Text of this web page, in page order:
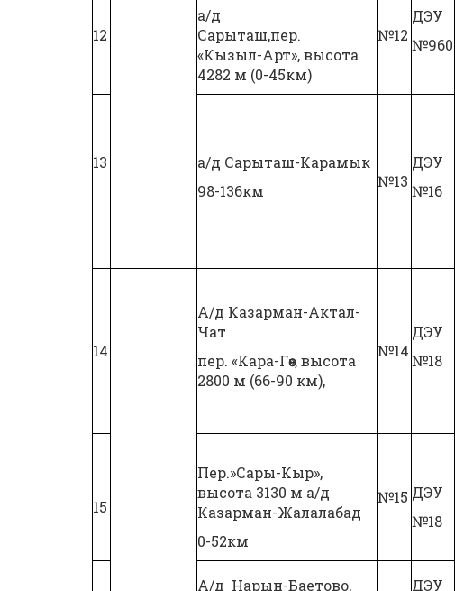
12
а/д
Сарыташ,пер.
«Кызыл-Арт», высота
4282 м (0-45км)
№12
ДЭУ
№960
13
а/д Сарыташ-Карамык
98-136км
№13
ДЭУ
№16
14
А/д Казарман-Актал-
Чат
пер. «Кара-Гөө», высота
2800 м (66-90 км),
№14
ДЭУ
№18
15
Пер.»Сары-Кыр»,
высота 3130 м а/д
Казарман-Жалалабад
0-52км
№15 ДЭУ
№18
А/д Нарын-Баетово,
ДЭУ